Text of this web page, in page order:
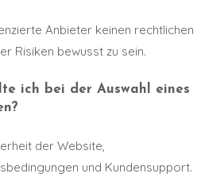
Anbieter keinen rechtlichen
Risiken bewusst zu sein.
ich bei der Auswahl eines
der Website,
und Kundensupport.